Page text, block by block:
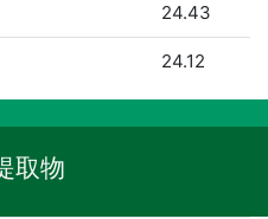
24.43
24.12
取物